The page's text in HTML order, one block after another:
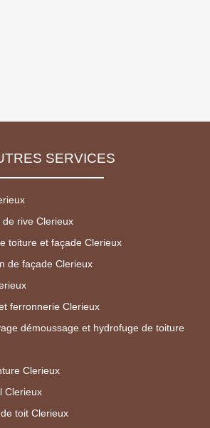
SERVICES
rive Clerieux
toiture et façade Clerieux
de façade Clerieux
ferronnerie Clerieux
démoussage et hydrofuge de toiture
Clerieux
Clerieux
toit Clerieux